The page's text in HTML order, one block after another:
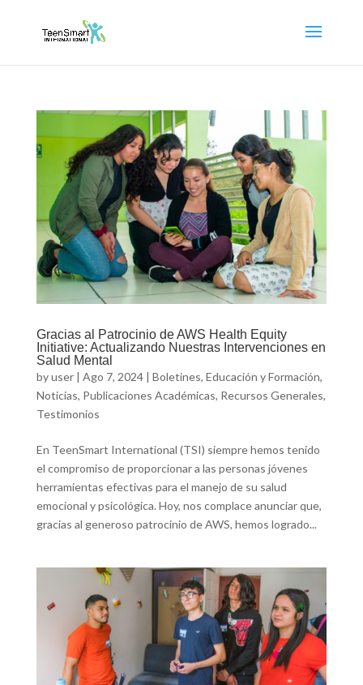
Gracias al Patrocinio de AWS Health Equity
Initiative: Actualizando Nuestras Intervenciones en
Salud Mental
byuser| Ago 7, 2024| Boletines, Educación y Formación,
Noticias, Publicaciones Académicas, Recursos Generales,
Testimonios
En TeenSmart International (TSI) siempre hemos tenido
el compromiso de proporcionar a las personas jóvenes
herramientas efectivas para el manejo de su salud
emocional y psicológica. Hoy, nos complace anunciar que,
gracias al generoso patrocinio de AWS, hemos logrado...